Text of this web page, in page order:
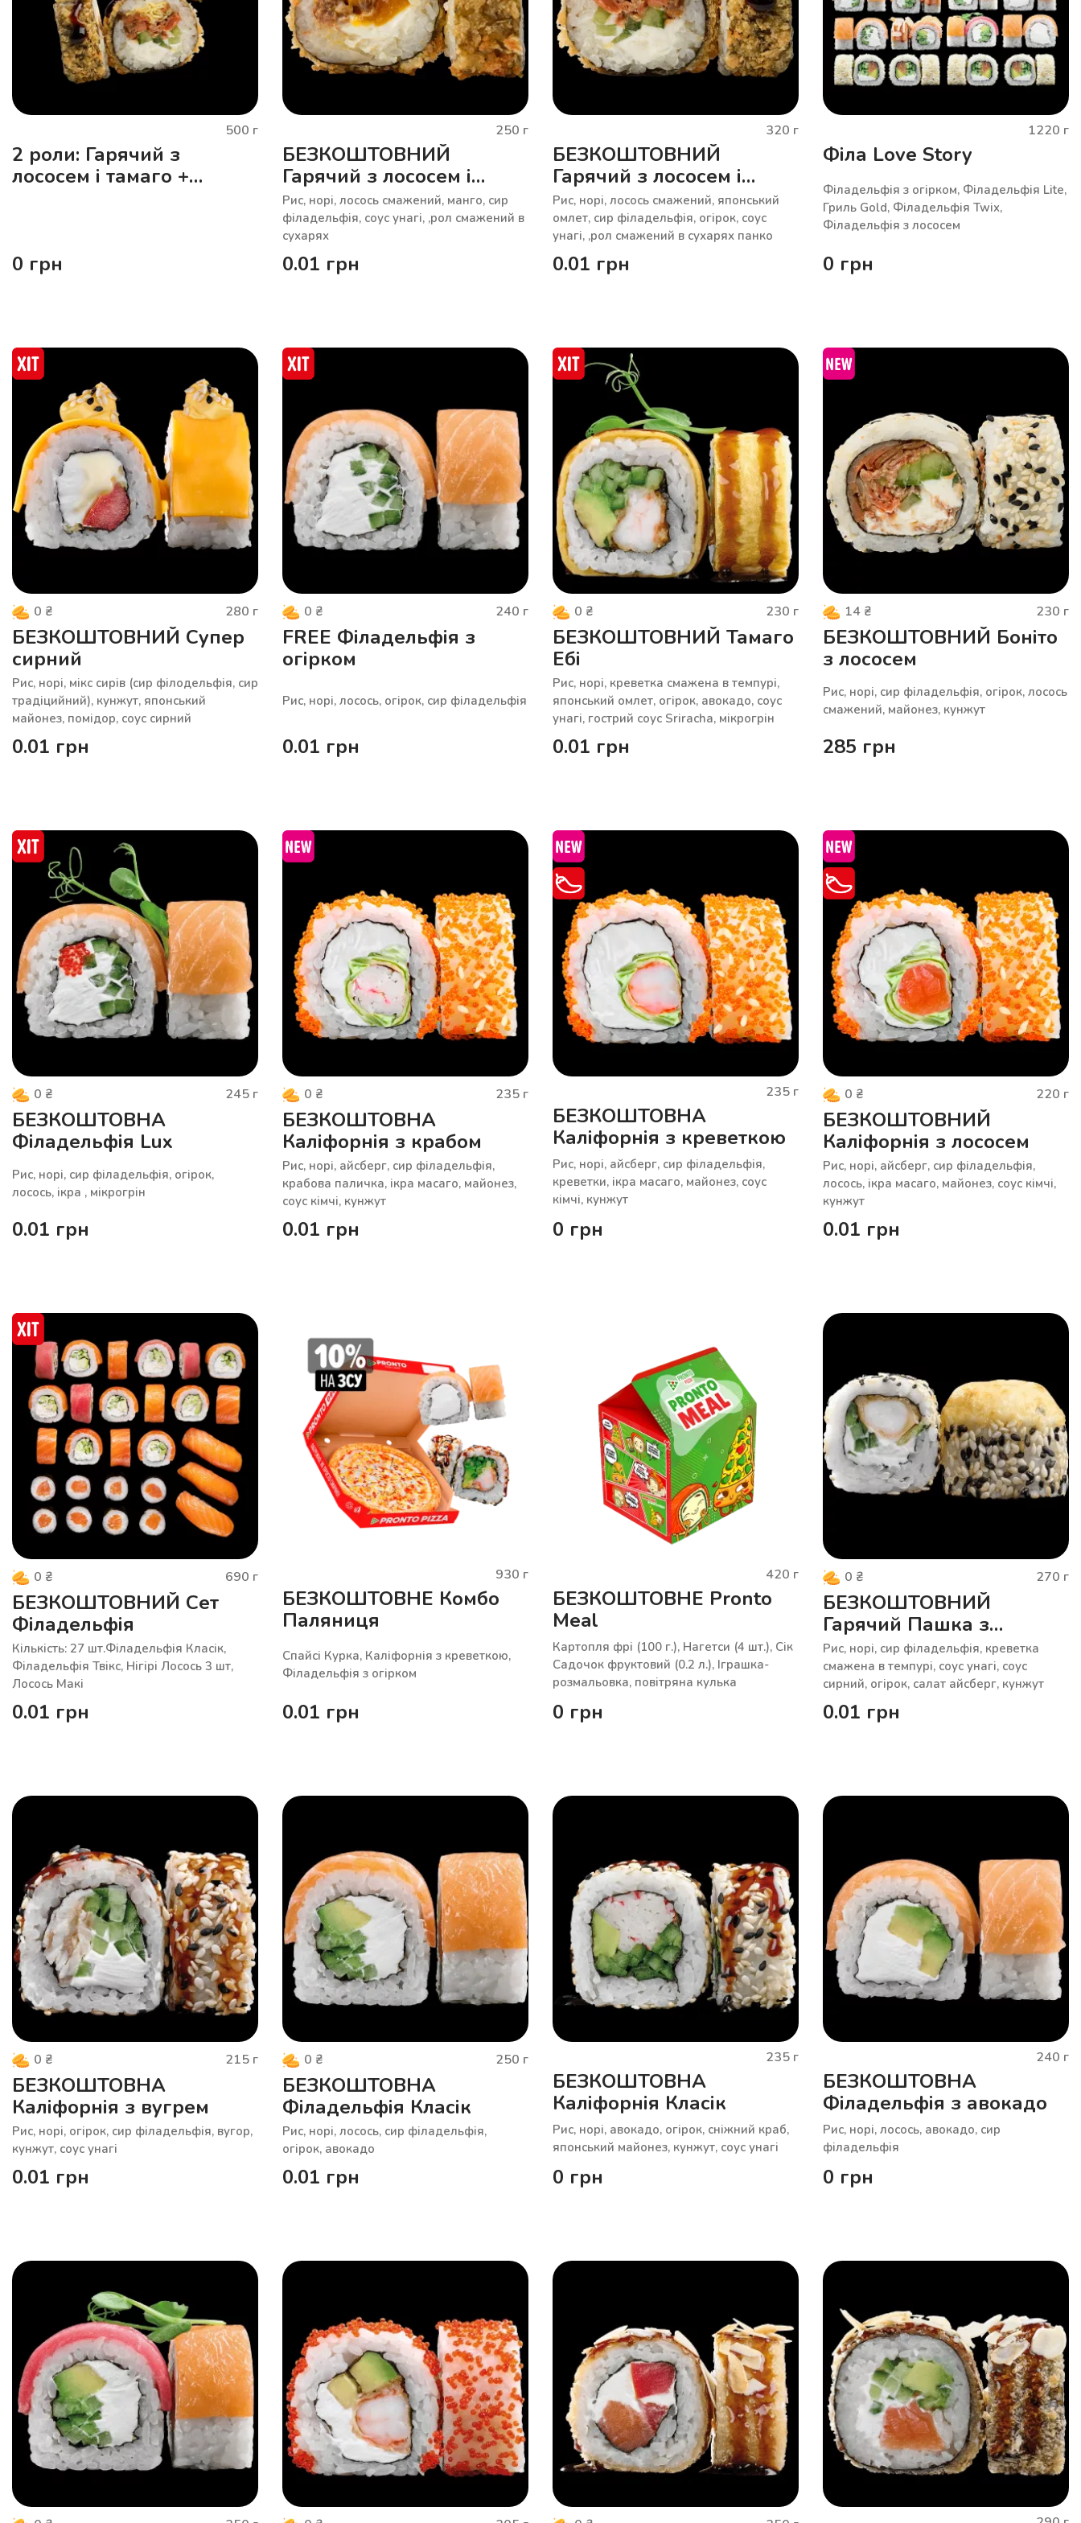
500 г
2 роли: Гарячий з
лососем і тамаго +
0 грн
250 г
БЕЗКОШТОВНИЙ
Гарячий з лососем і
манго
Рис, норі, лосось смажений, манго, сир
філадельфія, соус унагі, ,рол смажений в
сухарях
0.01 грн
320 г
БЕЗКОШТОВНИЙ
Гарячий з лососем і
тамаго
Рис, норі, лосось смажений, японський
омлет, сир філадельфія, огірок, соус
унагі, ,рол смажений в сухарях панко
0.01 грн
1220 г
Філа Love Story
Філадельфія з огірком, Філадельфія Lite,
Гриль Gold, Філадельфія Twix,
Філадельфія з лососем
0 грн
0 ₴ 280 г
БЕЗКОШТОВНИЙ Супер
сирний
Рис, норі, мікс сирів (сир філодельфія, сир
традіцийний), кунжут, японський
майонез, помідор, соус сирний
0.01 грн
0 ₴ 240 г
FREE Філадельфія з
огірком
Рис, норі, лосось, огірок, сир філадельфія
0.01 грн
0 ₴ 230 г
БЕЗКОШТОВНИЙ Тамаго
Ебі
Рис, норі, креветка смажена в темпурі,
японський омлет, огірок, авокадо, соус
унагі, гострий соус Sriracha, мікрогрін
0.01 грн
14 ₴ 230 г
БЕЗКОШТОВНИЙ Боніто
з лососем
Рис, норі, сир філадельфія, огірок, лосось
смажений, майонез, кунжут
285 грн
0 ₴ 245 г
БЕЗКОШТОВНА
Філадельфія Lux
Рис, норі, сир філадельфія, огірок,
лосось, ікра , мікрогрін
0.01 грн
0 ₴ 235 г
БЕЗКОШТОВНА
Каліфорнія з крабом
Рис, норі, айсберг, сир філадельфія,
крабова паличка, ікра масаго, майонез,
соус кімчі, кунжут
0.01 грн
235 г
БЕЗКОШТОВНА
Каліфорнія з креветкою
Рис, норі, айсберг, сир філадельфія,
креветки, ікра масаго, майонез, соус
кімчі, кунжут
0 грн
0 ₴ 220 г
БЕЗКОШТОВНИЙ
Каліфорнія з лососем
Рис, норі, айсберг, сир філадельфія,
лосось, ікра масаго, майонез, соус кімчі,
кунжут
0.01 грн
0 ₴ 690 г
БЕЗКОШТОВНИЙ Сет
Філадельфія
Кількість: 27 шт.Філадельфія Класік,
Філадельфія Твікс, Нігірі Лосось 3 шт,
Лосось Макі
0.01 грн
930 г
БЕЗКОШТОВНЕ Комбо
Паляниця
Спайсі Курка, Каліфорнія з креветкою,
Філадельфія з огірком
0.01 грн
420 г
БЕЗКОШТОВНЕ Pronto
Meal
Картопля фрі (100 г.), Нагетси (4 шт.), Сік
Садочок фруктовий (0.2 л.), Іграшка-
розмальовка, повітряна кулька
0 грн
0 ₴ 270 г
БЕЗКОШТОВНИЙ
Гарячий Пашка з
креветкою
Рис, норі, сир філадельфія, креветка
смажена в темпурі, соус унагі, соус
сирний, огірок, салат айсберг, кунжут
0.01 грн
0 ₴ 215 г
БЕЗКОШТОВНА
Каліфорнія з вугрем
Рис, норі, огірок, cир філадельфія, вугор,
кунжут, соус унагі
0.01 грн
0 ₴ 250 г
БЕЗКОШТОВНА
Філадельфія Класік
Рис, норі, лосось, сир філадельфія,
огірок, авокадо
0.01 грн
235 г
БЕЗКОШТОВНА
Каліфорнія Класік
Рис, норі, авокадо, огірок, сніжний краб,
японський майонез, кунжут, соус унагі
0 грн
240 г
БЕЗКОШТОВНА
Філадельфія з авокадо
Рис, норі, лосось, авокадо, сир
філадельфія
0 грн